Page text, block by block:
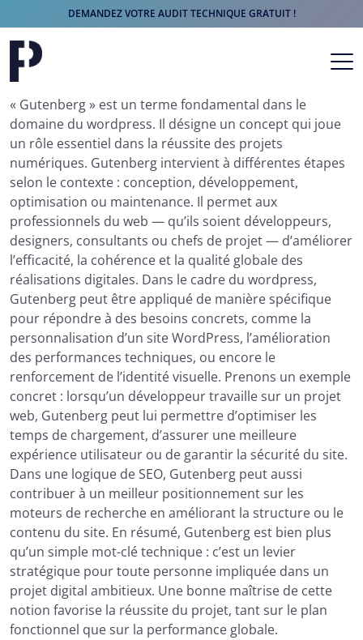
DEMANDEZ VOTRE AUDIT TECHNIQUE GRATUIT !
Aller au contenu
Navigation principale
« Gutenberg » est un terme fondamental dans le
domaine du wordpress. Il désigne un concept qui joue
un rôle essentiel dans la réussite des projets
numériques. Gutenberg intervient à différentes étapes
selon le contexte : conception, développement,
optimisation ou maintenance. Il permet aux
professionnels du web — qu’ils soient développeurs,
designers, consultants ou chefs de projet — d’améliorer
l’efficacité, la cohérence et la qualité globale des
réalisations digitales. Dans le cadre du wordpress,
Gutenberg peut être appliqué de manière spécifique
pour répondre à des besoins concrets, comme la
personnalisation d’un site WordPress, l’amélioration
des performances techniques, ou encore le
renforcement de l’identité visuelle. Prenons un exemple
concret : lorsqu’un développeur travaille sur un projet
web, Gutenberg peut lui permettre d’optimiser les
temps de chargement, d’assurer une meilleure
expérience utilisateur ou de garantir la sécurité du site.
Dans une logique de SEO, Gutenberg peut aussi
contribuer à un meilleur positionnement sur les
moteurs de recherche en améliorant la structure ou le
contenu du site. En résumé, Gutenberg est bien plus
qu’un simple mot-clé technique : c’est un levier
stratégique pour toute personne impliquée dans un
projet digital ambitieux. Une bonne maîtrise de cette
notion favorise la réussite du projet, tant sur le plan
fonctionnel que sur la performance globale.